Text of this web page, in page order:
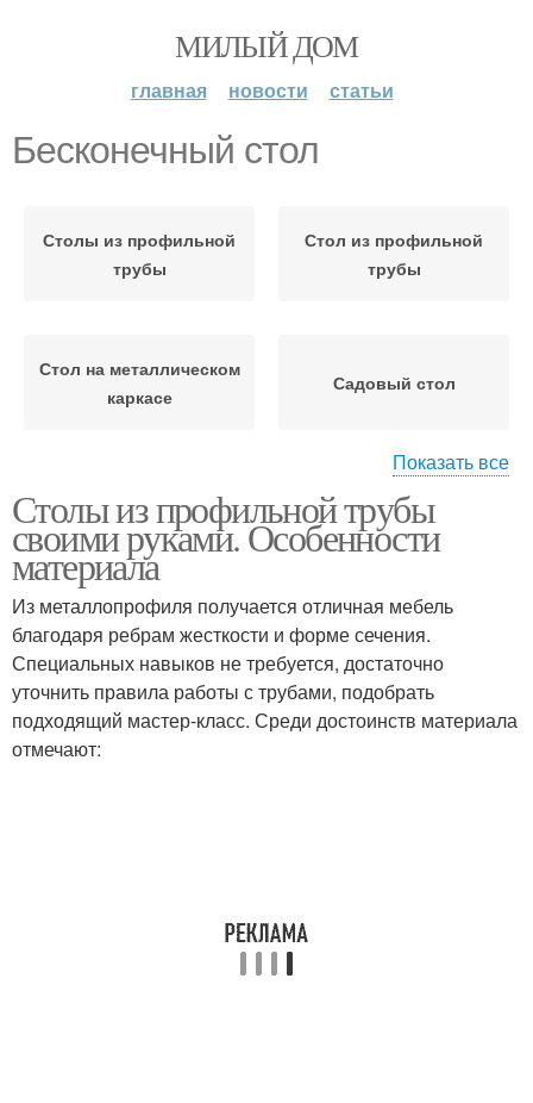
МИЛЫЙ ДОМ
главная новости статьи
Бесконечный стол
Столы из профильной
трубы
Стол из профильной
трубы
Стол на металлическом
каркасе
Садовый стол
Стол из металла Стол из профтрубы
Круглый стол
Показать все
Столы из профильной трубы
своими руками. Особенности
материала
Из металлопрофиля получается отличная мебель
благодаря ребрам жесткости и форме сечения.
Специальных навыков не требуется, достаточно
уточнить правила работы с трубами, подобрать
подходящий мастер-класс. Среди достоинств материала
отмечают: